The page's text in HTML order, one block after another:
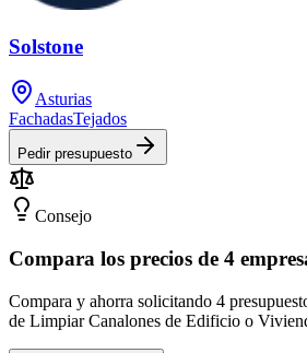
Solstone
Asturias
FachadasTejados
Pedir presupuesto
Consejo
Compara los precios de 4
Compara y ahorra solicitando 4
de Limpiar Canalones de Edificio o